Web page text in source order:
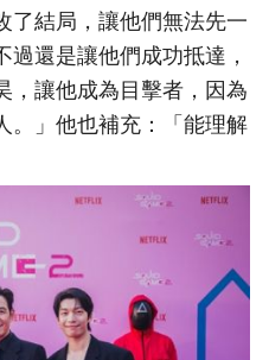
了結局，讓他們無法先一
還是讓他們成功抵達，
，讓他成為目擊者，因為
。」他也補充：「能理解